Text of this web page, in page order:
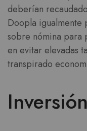
deberían
Doopla igualmente
sobre nómina para
en evitar elevadas
transpirado